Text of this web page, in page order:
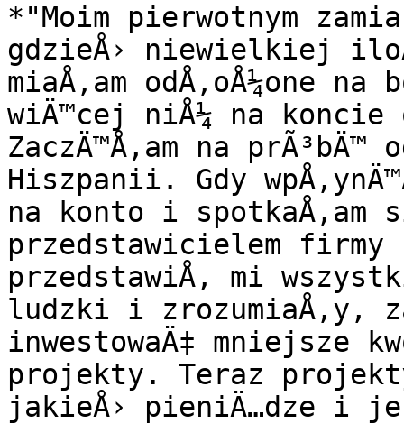
*"Moim pierwotnym
gdzieÅ› niewielkiej
miaÅ‚am odÅ‚oÅ¼one
wiÄ™cej niÅ¼ na koncie
ZaczÄ™Å‚am na
Hiszpanii. Gdy
na konto i spotkaÅ‚am
przedstawicielem firmy
przedstawiÅ‚ mi
ludzki i zrozumiaÅ‚y,
inwestowaÄ‡ mniejsze
projekty. Teraz
jakieÅ› pieniÄ…dze i